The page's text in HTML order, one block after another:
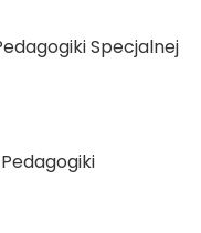
Specjalnej